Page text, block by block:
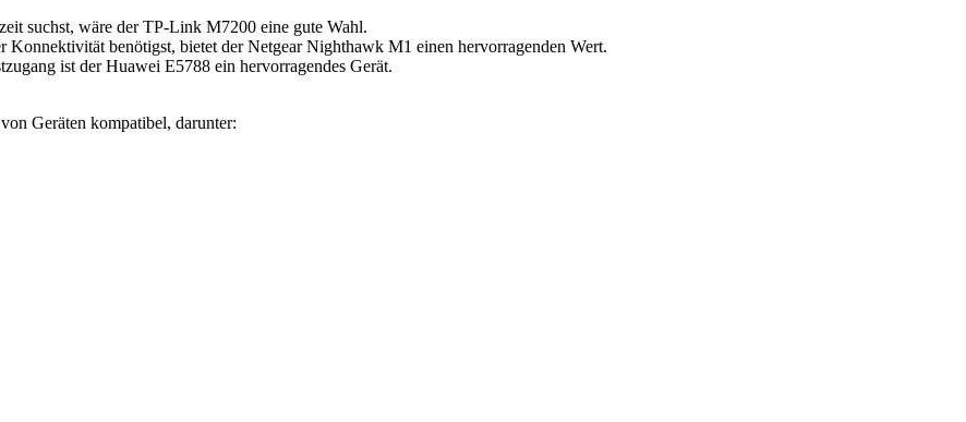
suchst, wäre der TP-Link M7200 eine gute Wahl.
benötigst, bietet der Netgear Nighthawk M1 einen hervorragenden Wert.
ist der Huawei E5788 ein hervorragendes Gerät.
Geräten kompatibel, darunter: